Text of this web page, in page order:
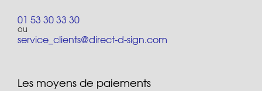
01 53 30 33 30
ou
service_clients@direct-d-sign.com
Les moyens de paiements